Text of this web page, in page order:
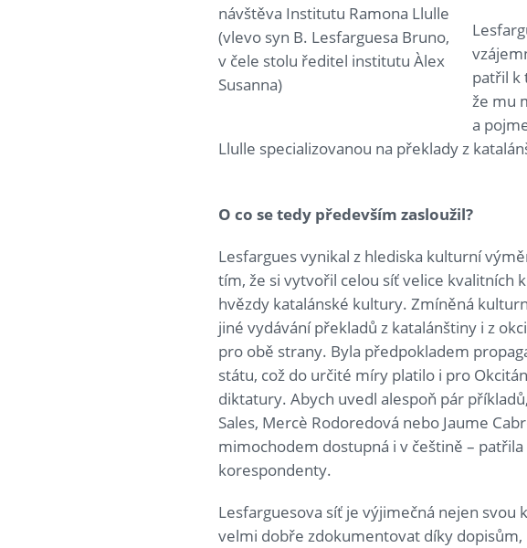
návštěva Institutu Ramona Llulle
(vlevo syn B. Lesfarguesa Bruno,
v čele stolu ředitel institutu Àlex
Susanna)
patřil k
že mu
a
Llulle specializovanou na překlady z
O co se tedy především zasloužil?
Lesfargues vynikal z hlediska kulturní
tím, že si vytvořil celou síť velice kvalitních
hvězdy katalánské kultury. Zmíněná
jiné vydávání překladů z katalánštiny i z
pro obě strany. Byla předpokladem
státu, což do určité míry platilo i pro
diktatury. Abych uvedl alespoň pár
Sales, Mercè Rodoredová nebo Jaume
mimochodem dostupná i v češtině –
korespondenty.
Lesfarguesova síť je výjimečná nejen svou
velmi dobře zdokumentovat díky